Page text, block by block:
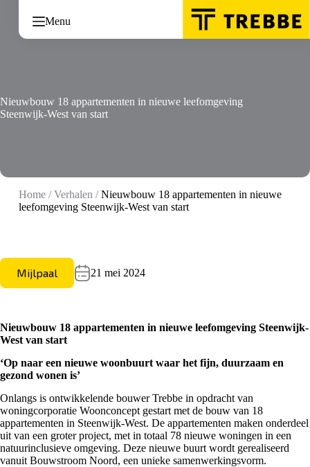
inhoud
Menu
Nieuwbouw 18 appartementen in nieuwe leefomgeving
Steenwijk-West van start
Home/Verhalen /Nieuwbouw 18 appartementen in nieuwe
leefomgeving Steenwijk-West van start
Mijlpaal 21 mei 2024
Nieuwbouw 18 appartementen in nieuwe leefomgeving Steenwijk-
West van start
‘Op naar een nieuwe woonbuurt waar het fijn, duurzaam en
gezond wonen is’
Onlangs is ontwikkelende bouwer Trebbe in opdracht van
woningcorporatie Woonconcept gestart met de bouw van 18
appartementen in Steenwijk-West. De appartementen maken onderdeel
uit van een groter project, met in totaal 78 nieuwe woningen in een
natuurinclusieve omgeving. Deze nieuwe buurt wordt gerealiseerd
vanuit Bouwstroom Noord, een unieke samenwerkingsvorm.